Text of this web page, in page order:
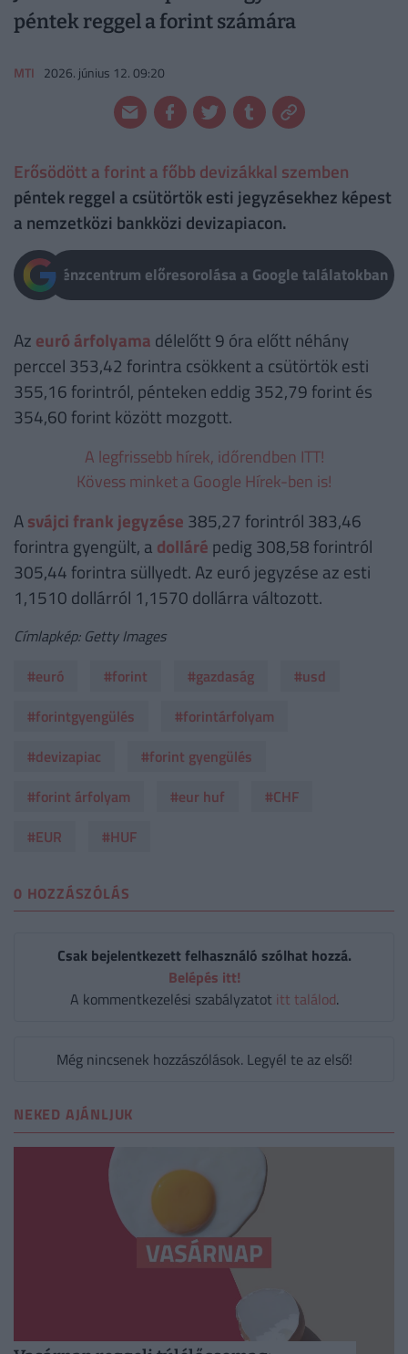
péntek reggel a forint számára
MTI 2026. június 12. 09:20
Erősödött a forint a főbb devizákkal szemben
péntek reggel a csütörtök esti jegyzésekhez képest
a nemzetközi bankközi devizapiacon.
Pénzcentrum előresorolása a Google találatokban
Az euró árfolyama délelőtt 9 óra előtt néhány
perccel 353,42 forintra csökkent a csütörtök esti
355,16 forintról, pénteken eddig 352,79 forint és
354,60 forint között mozgott.
A legfrissebb hírek, időrendben ITT!
Kövess minket a Google Hírek-ben is!
Asvájci frank jegyzése 385,27 forintról 383,46
forintra gyengült, a dolláré pedig 308,58 forintról
305,44 forintra süllyedt. Az euró jegyzése az esti
1,1510 dollárról 1,1570 dollárra változott.
Címlapkép: Getty Images
#euró
#forint #gazdaság
#usd
#forintgyengülés
#forintárfolyam
#devizapiac
#forint gyengülés
#forint árfolyam
#eur huf
#CHF
#EUR
#HUF
0 HOZZÁSZÓLÁS
Csak bejelentkezett felhasználó szólhat hozzá.
Belépés itt!
A kommentkezelési szabályzatot itt találod.
Még nincsenek hozzászólások. Legyél te az első!
NEKED AJÁNLJUK